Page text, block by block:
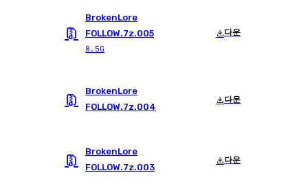
BrokenLore
FOLLOW.7z.005
8.5G
다운
BrokenLore
FOLLOW.7z.004
다운
BrokenLore
FOLLOW.7z.003
다운